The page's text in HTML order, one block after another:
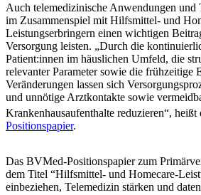
Auch telemedizinische Anwendungen und
im Zusammenspiel mit Hilfsmittel- und
Leistungserbringern einen wichtigen
Versorgung leisten. „Durch die
Patient:innen im häuslichen Umfeld, die
relevanter Parameter sowie die frühzeitige
Veränderungen lassen sich
und unnötige Arztkontakte sowie
Krankenhausaufenthalte reduzieren“, heißt
Positionspapier.
Das BVMed-Positionspapier zum
dem Titel “Hilfsmittel- und Homecare-
einbeziehen, Telemedizin stärken und